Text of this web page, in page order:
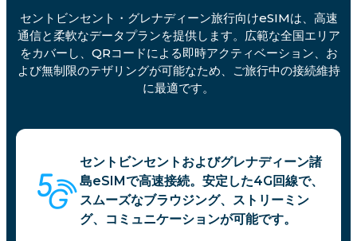
セントビンセント・グレナディーン旅行向けeSIMは、高速
通信と柔軟なデータプランを提供します。広範な全国エリア
をカバーし、QRコードによる即時アクティベーション、お
よび無制限のテザリングが可能なため、ご旅行中の接続維持
に最適です。
セントビンセントおよびグレナディーン諸
島eSIMで高速接続。安定した4G回線で、
スムーズなブラウジング、ストリーミン
グ、コミュニケーションが可能です。